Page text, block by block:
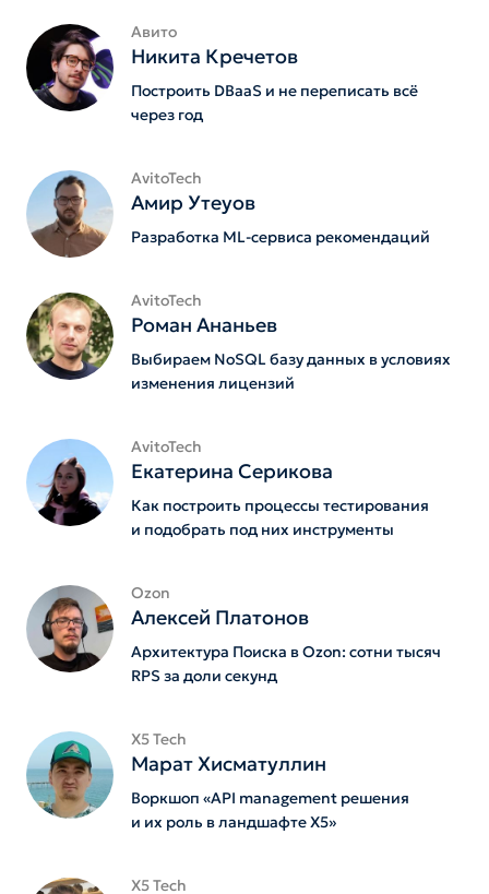
Авито
Никита Кречетов
Построить DBaaS и не переписать всё
через год
AvitoTech
Амир Утеуов
Разработка ML-сервиса рекомендаций
AvitoTech
Роман Ананьев
Выбираем NoSQL базу данных в условиях
изменения лицензий
AvitoTech
Екатерина Серикова
Как построить процессы тестирования
и подобрать под них инструменты
Ozon
Алексей Платонов
Архитектура Поиска в Ozon: сотни тысяч
RPS за доли секунд
X5 Tech
Марат Хисматуллин
Воркшоп «API management решения
и их роль в ландшафте Х5»
X5 Tech